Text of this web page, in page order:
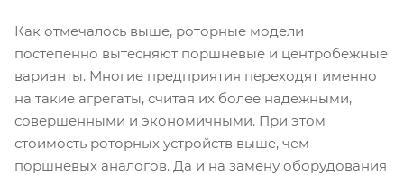
Как отмечалось выше, роторные модели
постепенно вытесняют поршневые и центробежные
варианты. Многие предприятия переходят именно
на такие агрегаты, считая их более надежными,
совершенными и экономичными. При этом
стоимость роторных устройств выше, чем
поршневых аналогов. Да и на замену оборудования